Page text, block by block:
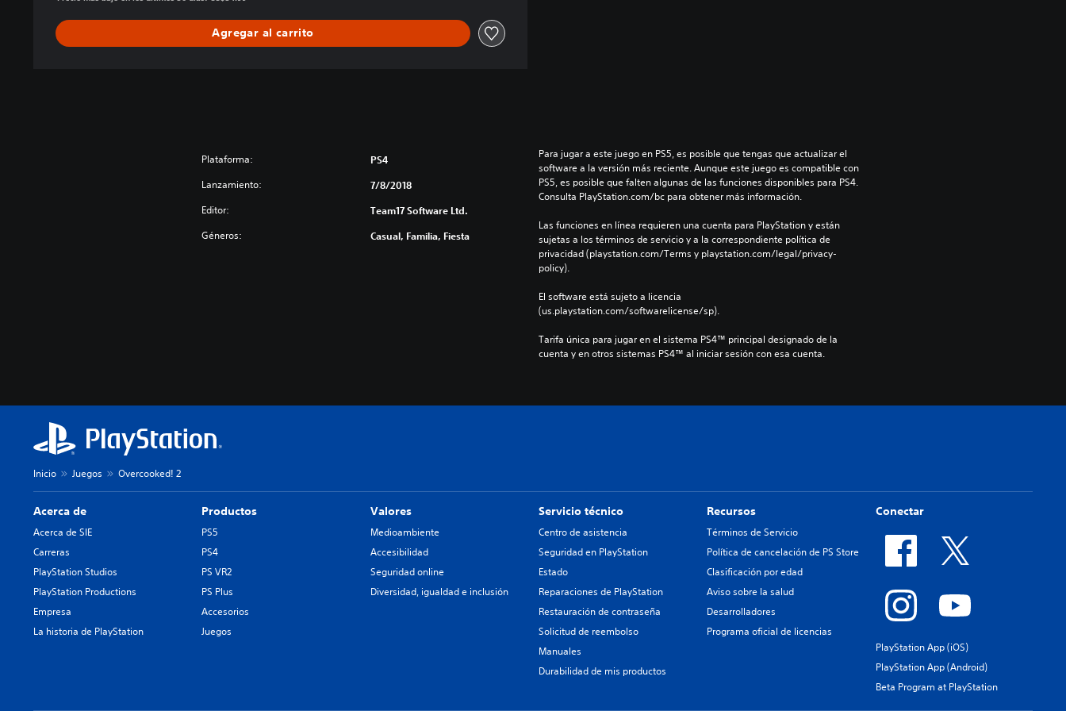
Agregar al carrito
Plataforma: PS4
Lanzamiento: 7/8/2018
Editor: Team17 Software Ltd.
Géneros: Casual, Familia, Fiesta
Para jugar a este juego en PS5, es posible que tengas que actualizar el
software a la versión más reciente. Aunque este juego es compatible con
PS5, es posible que falten algunas de las funciones disponibles para PS4.
Consulta PlayStation.com/bc para obtener más información.
Las funciones en línea requieren una cuenta para PlayStation y están
sujetas a los términos de servicio y a la correspondiente política de
privacidad (playstation.com/Terms y playstation.com/legal/privacy-
policy).
El software está sujeto a licencia
(us.playstation.com/softwarelicense/sp).
Tarifa única para jugar en el sistema PS4™ principal designado de la
cuenta y en otros sistemas PS4™ al iniciar sesión con esa cuenta.
Inicio Juegos Overcooked! 2
Acerca de
Acerca de SIE
Carreras
PlayStation Studios
PlayStation Productions
Empresa
La historia de PlayStation
Productos
PS5
PS4
PS VR2
PS Plus
Accesorios
Juegos
Valores
Medioambiente
Accesibilidad
Seguridad online
Diversidad, igualdad e inclusión
Servicio técnico
Centro de asistencia
Seguridad en PlayStation
Estado
Reparaciones de PlayStation
Restauración de contraseña
Solicitud de reembolso
Manuales
Durabilidad de mis productos
Recursos
Términos de Servicio
Política de cancelación de PS Store
Clasificación por edad
Aviso sobre la salud
Desarrolladores
Programa oficial de licencias
Conectar
PlayStation App (iOS)
PlayStation App (Android)
Beta Program at PlayStation